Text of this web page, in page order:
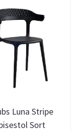
Luna Stripe
Sort